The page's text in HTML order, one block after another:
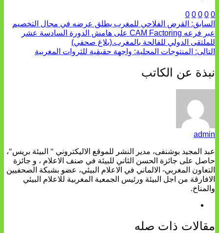
0
0
0
0
0
السابق: القرض الفلاحي للمغرب يطلق عرضه في مجال التخصيم
عبر فرعه CAM Factoring على هامش الدورة السادسة عشر
للملتقى الدولي للفالحة بالمغرب.(بلاغ صحفي)
التالى: المنتوجات المحلية: واجهة حقيقية للثروات المغربية
نبذة عن الكاتب
admin
عبد المجيد بوشنفى، مدير النشر للموقع الاليكتروني " البيئة بريس"،
حاصل على جائزة الحسن الثاني للبيئة في صنف الاعلام ، و جائزة
التعاون المغربي- الالماني في الاعلام البيئي، عضو بشبكة الصحفيين
الافارقة من اجل البيئة ورئيس الجمعية المغربية للاعلام البيئي
والمناخ.
مقالات ذات صله